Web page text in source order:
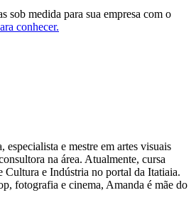
sob medida para sua empresa com o
conhecer.
especialista e mestre em artes visuais
na área. Atualmente, cursa
Cultura e Indústria no portal da Itatiaia.
fotografia e cinema, Amanda é mãe do